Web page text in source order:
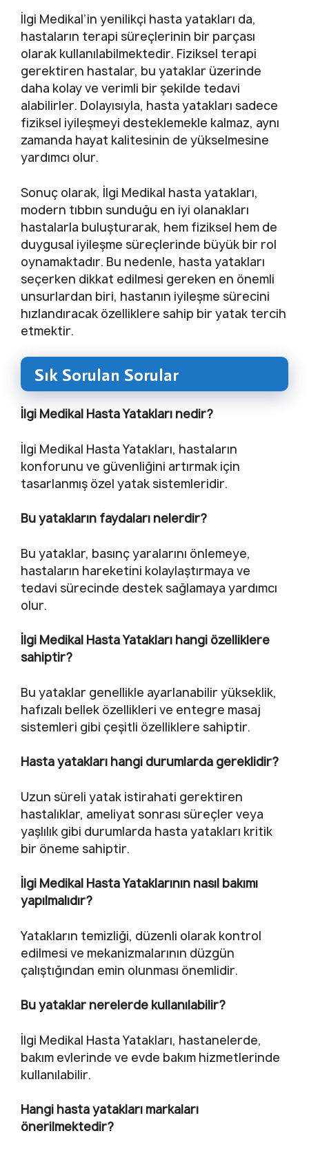
İlgi Medikal’in yenilikçi hasta yatakları da,
hastaların terapi süreçlerinin bir parçası
olarak kullanılabilmektedir. Fiziksel terapi
gerektiren hastalar, bu yataklar üzerinde
daha kolay ve verimli bir şekilde tedavi
alabilirler. Dolayısıyla, hasta yatakları sadece
fiziksel iyileşmeyi desteklemekle kalmaz, aynı
zamanda hayat kalitesinin de yükselmesine
yardımcı olur.
Sonuç olarak, İlgi Medikal hasta yatakları,
modern tıbbın sunduğu en iyi olanakları
hastalarla buluşturarak, hem fiziksel hem de
duygusal iyileşme süreçlerinde büyük bir rol
oynamaktadır. Bu nedenle, hasta yatakları
seçerken dikkat edilmesi gereken en önemli
unsurlardan biri, hastanın iyileşme sürecini
hızlandıracak özelliklere sahip bir yatak tercih
etmektir.
Sık Sorulan Sorular
İlgi Medikal Hasta Yatakları nedir?
İlgi Medikal Hasta Yatakları, hastaların
konforunu ve güvenliğini artırmak için
tasarlanmış özel yatak sistemleridir.
Bu yatakların faydaları nelerdir?
Bu yataklar, basınç yaralarını önlemeye,
hastaların hareketini kolaylaştırmaya ve
tedavi sürecinde destek sağlamaya yardımcı
olur.
İlgi Medikal Hasta Yatakları hangi özelliklere
sahiptir?
Bu yataklar genellikle ayarlanabilir yükseklik,
hafızalı bellek özellikleri ve entegre masaj
sistemleri gibi çeşitli özelliklere sahiptir.
Hasta yatakları hangi durumlarda gereklidir?
Uzun süreli yatak istirahati gerektiren
hastalıklar, ameliyat sonrası süreçler veya
yaşlılık gibi durumlarda hasta yatakları kritik
bir öneme sahiptir.
İlgi Medikal Hasta Yataklarının nasıl bakımı
yapılmalıdır?
Yatakların temizliği, düzenli olarak kontrol
edilmesi ve mekanizmalarının düzgün
çalıştığından emin olunması önemlidir.
Bu yataklar nerelerde kullanılabilir?
İlgi Medikal Hasta Yatakları, hastanelerde,
bakım evlerinde ve evde bakım hizmetlerinde
kullanılabilir.
Hangi hasta yatakları markaları
önerilmektedir?